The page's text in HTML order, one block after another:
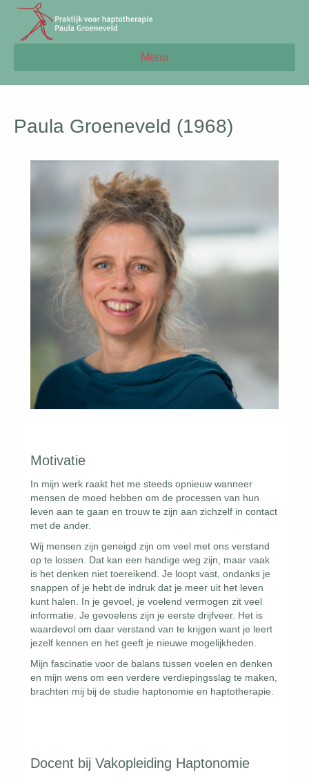
Menu
Paula Groeneveld (1968)
Motivatie
In mijn werk raakt het me steeds opnieuw wanneer
mensen de moed hebben om de processen van hun
leven aan te gaan en trouw te zijn aan zichzelf in contact
met de ander.
Wij mensen zijn geneigd zijn om veel met ons verstand
op te lossen. Dat kan een handige weg zijn, maar vaak
is het denken niet toereikend. Je loopt vast, ondanks je
snappen of je hebt de indruk dat je meer uit het leven
kunt halen. In je gevoel, je voelend vermogen zit veel
informatie. Je gevoelens zijn je eerste drijfveer. Het is
waardevol om daar verstand van te krijgen want je leert
jezelf kennen en het geeft je nieuwe mogelijkheden.
Mijn fascinatie voor de balans tussen voelen en denken
en mijn wens om een verdere verdiepingsslag te maken,
brachten mij bij de studie haptonomie en haptotherapie.
Docent bij Vakopleiding Haptonomie